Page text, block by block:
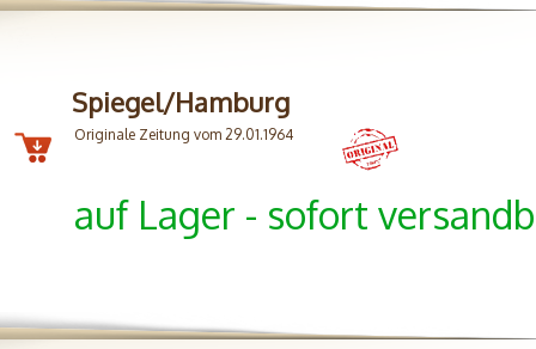
Spiegel/Hamburg
Originale Zeitung vom 29.01.1964
auf Lager - sofort